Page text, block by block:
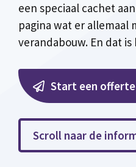
een speciaal cachet
pagina wat er allemaal
verandabouw. En dat
Start een
Scroll naar de